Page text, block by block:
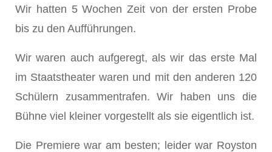
Wir hatten 5 Wochen Zeit von der ersten Probe
bis zu den Aufführungen.
Wir waren auch aufgeregt, als wir das erste Mal
im Staatstheater waren und mit den anderen 120
Schülern zusammentrafen. Wir haben uns die
Bühne viel kleiner vorgestellt als sie eigentlich ist.
Die Premiere war am besten; leider war Royston